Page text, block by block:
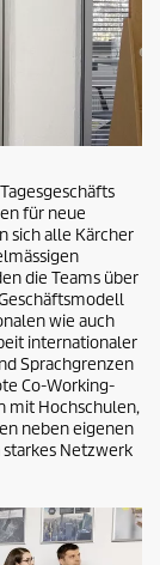
für neue
sich alle Kärcher
die Teams über
wie auch
internationaler
Sprachgrenzen
Co-Working-
mit Hochschulen,
neben eigenen
Netzwerk